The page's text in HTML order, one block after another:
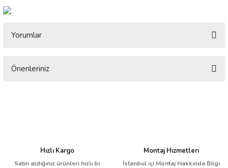
Yorumlar
Önerileriniz
Ürün resmi kalitesiz, bozuk veya görüntülenemiyor.
Ürün açıklamasında eksik bilgiler bulunuyor.
Hızlı Kargo
Satın aldığınız ürünleri hızlı bi
Montaj Hizmetleri
İstanbul içi Montaj Hakkında Bilgi